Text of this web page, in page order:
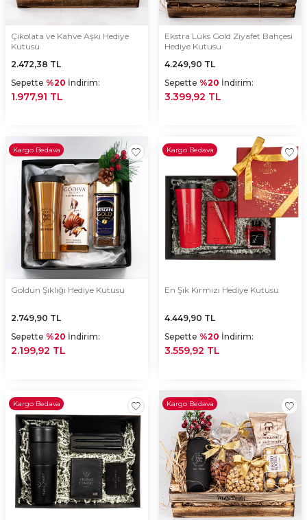
Çikolata ve Kahve Aşkı Hediye
Kutusu
2.472,38 TL
Sepette %20 İndirim:
1.977,91 TL
Ekstra Lüks Gold Ziyafet Bahçesi
Hediye Kutusu
4.249,90 TL
Sepette %20 İndirim:
3.399,92 TL
Kargo Bedava
Goldun Şıklığı Hediye Kutusu
2.749,90 TL
Sepette %20 İndirim:
2.199,92 TL
Kargo Bedava
En Şık Kırmızı Hediye Kutusu
4.449,90 TL
Sepette %20 İndirim:
3.559,92 TL
Kargo Bedava Kargo Bedava